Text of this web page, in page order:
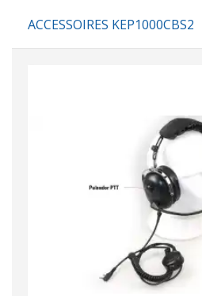
ACCESSOIRES KEP1000CBS2